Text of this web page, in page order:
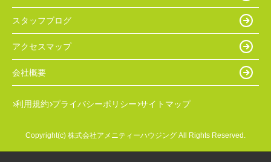
スタッフブログ
アクセスマップ
会社概要
利用規約 プライバシーポリシー サイトマップ
Copyright(c) 株式会社アメニティーハウジング All Rights Reserved.